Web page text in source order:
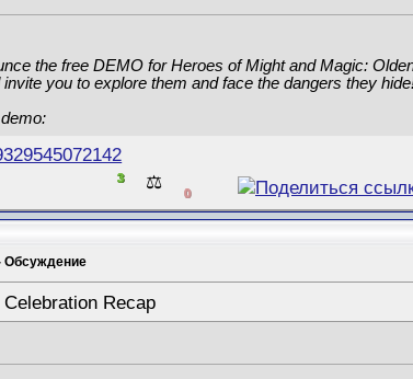
the free DEMO for Heroes of Might and Magic:
you to explore them and face the dangers they
3 ⚖️ 0
Обсуждение
Recap